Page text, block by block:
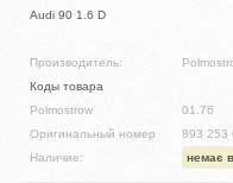
Audi 90 1.6 D
Производитель:
Коды товара
Polmostrow
01.76
Оригинальный номер
893 253
Наличие:
немає